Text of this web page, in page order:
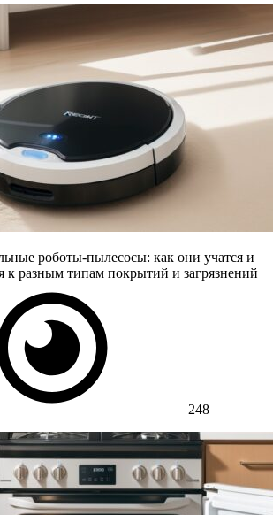
роботы-пылесосы: как они учатся и
к разным типам покрытий и загрязнений
248